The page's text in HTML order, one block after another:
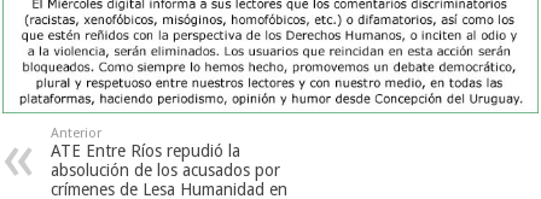
Anterior
ATE Entre Ríos repudió la
absolución de los acusados por
crímenes de Lesa Humanidad en